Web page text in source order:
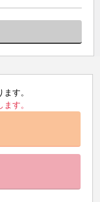
す。
す。